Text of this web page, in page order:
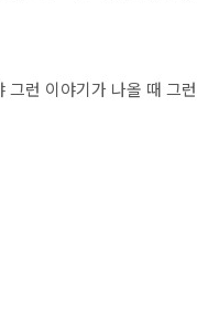
그런 이야기가 나올 때 그런